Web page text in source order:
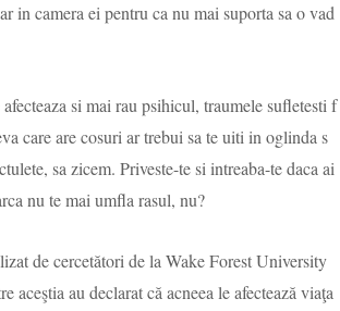
in camera ei pentru ca nu mai suporta sa o vad
si mai rau psihicul, traumele sufletesti f
care are cosuri ar trebui sa te uiti in oglinda s
sa zicem. Priveste-te si intreaba-te daca ai
nu te mai umfla rasul, nu?
de cercetători de la Wake Forest University
au declarat că acneea le afectează viaţa